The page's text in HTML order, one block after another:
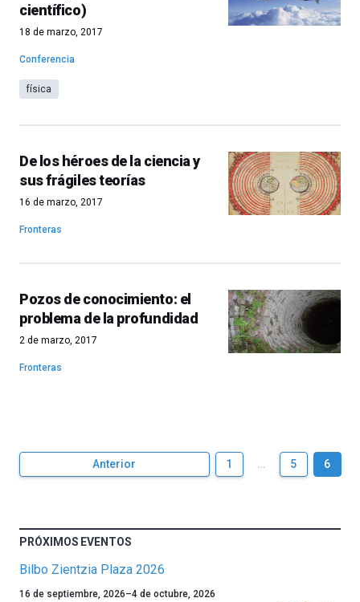
científico)
18 de marzo, 2017
Conferencia
física
De los héroes de la ciencia y
sus frágiles teorías
16 de marzo, 2017
Fronteras
Pozos de conocimiento: el
problema de la profundidad
2 de marzo, 2017
Fronteras
Anterior 1 … 5 6
PRÓXIMOS EVENTOS
Bilbo Zientzia Plaza 2026
Un
16 de septiembre, 2026–4 de octubre, 2026